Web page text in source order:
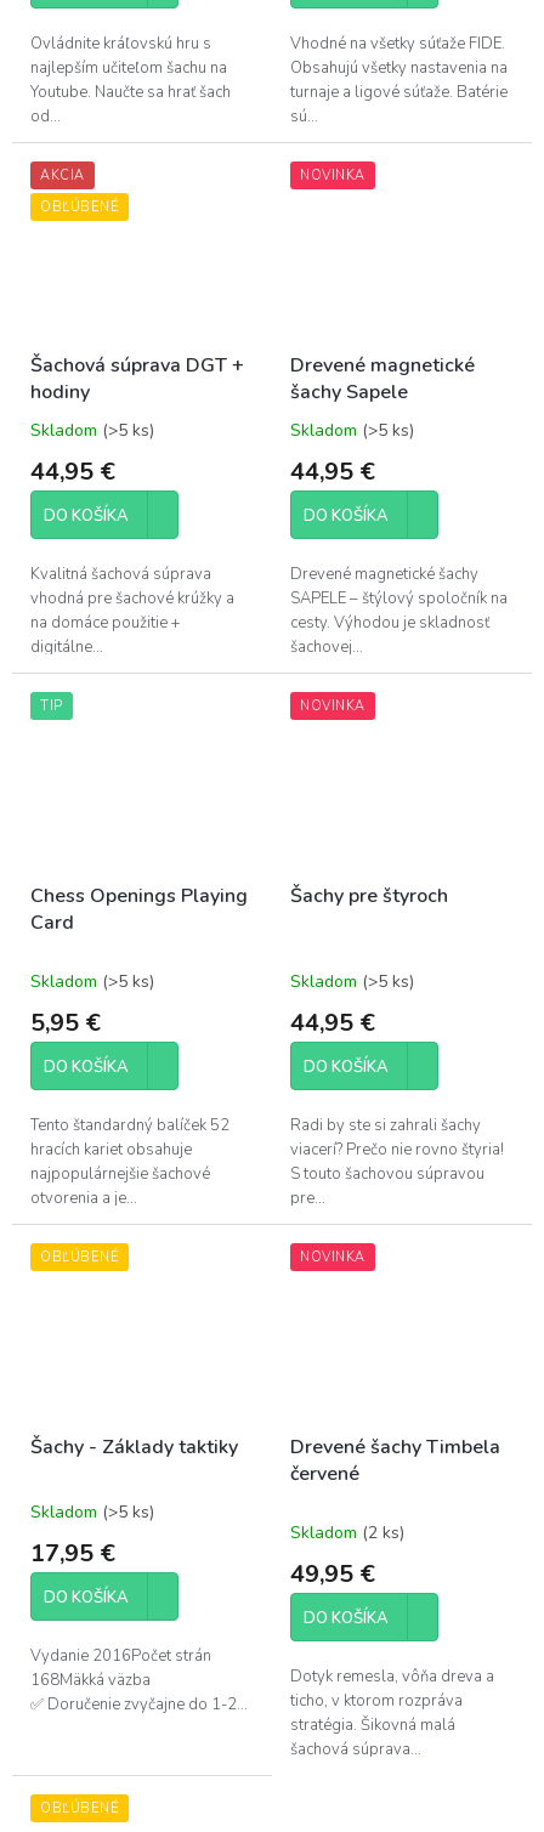
5
hviezdičiek.
Ovládnite kráľovskú hru s
najlepším učiteľom šachu na
Youtube. Naučte sa hrať šach
od...
5
hviezdičiek.
Vhodné na všetky súťaže FIDE.
Obsahujú všetky nastavenia na
turnaje a ligové súťaže. Batérie
sú...
AKCIA
OBĽÚBENÉ
Šachová súprava DGT +
hodiny
Priemerné
produktu
5,0
5
hviezdičiek.
Skladom (>5 ks)
44,95 €
DO KOŠÍKA
Kvalitná šachová súprava
vhodná pre šachové krúžky a
na domáce použitie +
digitálne...
NOVINKA
Drevené magnetické
šachy Sapele
Priemerné
produktu
5,0
5
hviezdičiek.
Skladom (>5 ks)
44,95 €
DO KOŠÍKA
Drevené magnetické šachy
SAPELE – štýlový spoločník na
cesty. Výhodou je skladnosť
šachovej...
TIP
Chess Openings Playing
Card
Skladom (>5 ks)
5,95 €
DO KOŠÍKA
Tento štandardný balíček 52
hracích kariet obsahuje
najpopulárnejšie šachové
otvorenia a je...
NOVINKA
Šachy pre štyroch
Skladom (>5 ks)
44,95 €
DO KOŠÍKA
Radi by ste si zahrali šachy
viacerí? Prečo nie rovno štyria!
S touto šachovou súpravou
pre...
OBĽÚBENÉ
Šachy - Základy taktiky
Priemerné
produktu
5,0
5
hviezdičiek.
Skladom (>5 ks)
17,95 €
DO KOŠÍKA
Vydanie 2016Počet strán
168Mäkká väzba
✅ Doručenie zvyčajne do 1-2...
NOVINKA
Drevené šachy Timbela
červené
Skladom (2 ks)
49,95 €
DO KOŠÍKA
Dotyk remesla, vôňa dreva a
ticho, v ktorom rozpráva
stratégia. Šikovná malá
šachová súprava...
OBĽÚBENÉ